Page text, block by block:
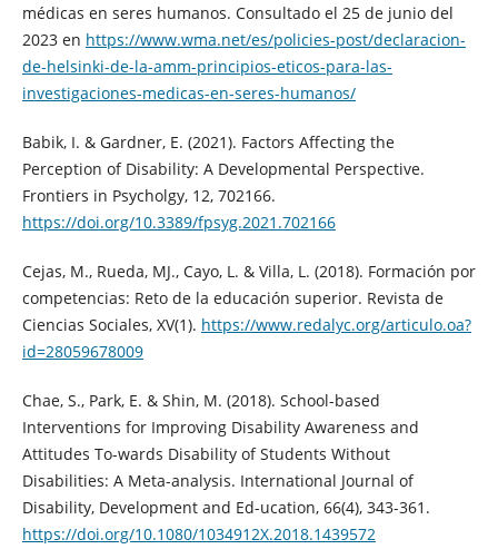
médicas en seres humanos. Consultado el 25 de junio del
2023 en https://www.wma.net/es/policies-post/declaracion-
de-helsinki-de-la-amm-principios-eticos-para-las-
investigaciones-medicas-en-seres-humanos/
Babik, I. & Gardner, E. (2021). Factors Affecting the
Perception of Disability: A Developmental Perspective.
Frontiers in Psycholgy, 12, 702166.
https://doi.org/10.3389/fpsyg.2021.702166
Cejas, M., Rueda, MJ., Cayo, L. & Villa, L. (2018). Formación por
competencias: Reto de la educación superior. Revista de
Ciencias Sociales, XV(1). https://www.redalyc.org/articulo.oa?
id=28059678009
Chae, S., Park, E. & Shin, M. (2018). School-based
Interventions for Improving Disability Awareness and
Attitudes To-wards Disability of Students Without
Disabilities: A Meta-analysis. International Journal of
Disability, Development and Ed-ucation, 66(4), 343-361.
https://doi.org/10.1080/1034912X.2018.1439572